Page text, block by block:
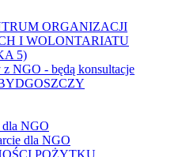
ORGANIZACJI
I WOLONTARIATU
5)
z NGO - będą konsultacje
dla NGO
dla NGO
POŻYTKU